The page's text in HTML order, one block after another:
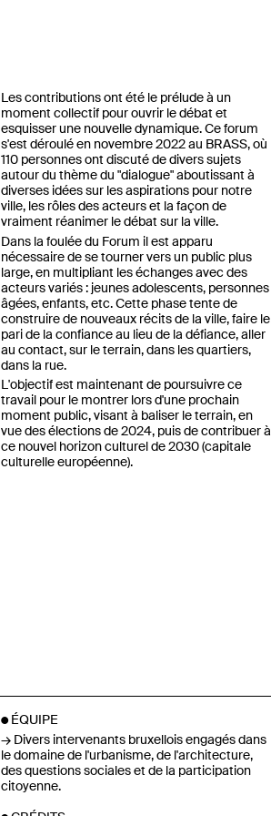
Les contributions ont été le prélude à un
moment collectif pour ouvrir le débat et
esquisser une nouvelle dynamique. Ce forum
s'est déroulé en novembre 2022 au BRASS, où
110 personnes ont discuté de divers sujets
autour du thème du "dialogue" aboutissant à
diverses idées sur les aspirations pour notre
ville, les rôles des acteurs et la façon de
vraiment réanimer le débat sur la ville.
Dans la foulée du Forum il est apparu
nécessaire de se tourner vers un public plus
large, en multipliant les échanges avec des
acteurs variés : jeunes adolescents, personnes
âgées, enfants, etc. Cette phase tente de
construire de nouveaux récits de la ville, faire le
pari de la confiance au lieu de la défiance, aller
au contact, sur le terrain, dans les quartiers,
dans la rue.
L'objectif est maintenant de poursuivre ce
travail pour le montrer lors d'une prochain
moment public, visant à baliser le terrain, en
vue des élections de 2024, puis de contribuer à
ce nouvel horizon culturel de 2030 (capitale
culturelle européenne).
ÉQUIPE
Divers intervenants bruxellois engagés dans
le domaine de l'urbanisme, de l'architecture,
des questions sociales et de la participation
citoyenne.